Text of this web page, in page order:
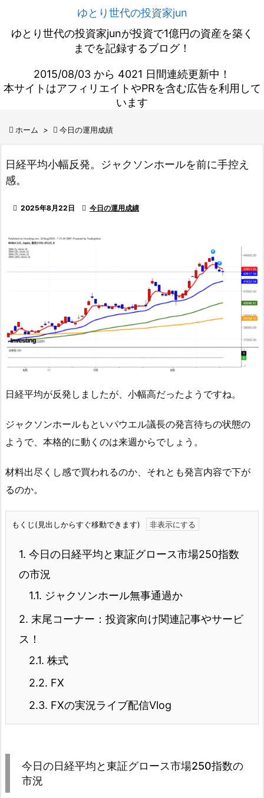
ゆとり世代の投資家jun
ゆとり世代の投資家junが投資で1億円の資産を築く
までを記録するブログ！
2015/08/03 から 4021 日間連続更新中！
本サイトはアフィリエイトやPRを含む広告を利用して
います
 ホーム >  今日の運用成績
日経平均小幅反発。ジャクソンホールを前に手控え
感。
 2025年8月22日  今日の運用成績
日経平均が反発しましたが、小幅高だったようですね。
ジャクソンホールもといパウエル議長の発言待ちの状態の
ようで、本格的に動くのは来週からでしょう。
材料出尽くし感で買われるのか、それとも発言内容で下が
るのか。
もくじ(見出しからすぐ移動できます)
1. 今日の日経平均と東証グロース市場250指数
の市況
1.1. ジャクソンホール無事通過か
2. 末尾コーナー：投資家向け関連記事やサービ
ス！
2.1. 株式
2.2. FX
2.3. FXの実況ライブ配信Vlog
今日の日経平均と東証グロース市場250指数の
市況